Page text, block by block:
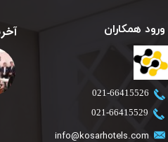
info@kosarhotels.com
​021-66415526
​021-66415529
ورود همکاران